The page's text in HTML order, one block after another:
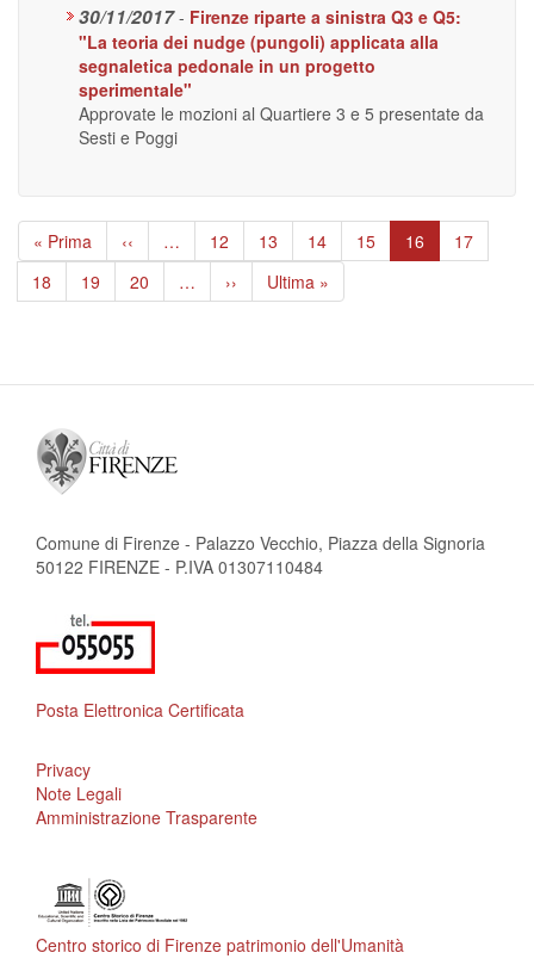
30/11/2017 - Firenze riparte a sinistra Q3 e Q5:
"La teoria dei nudge (pungoli) applicata alla
segnaletica pedonale in un progetto
sperimentale"
Approvate le mozioni al Quartiere 3 e 5 presentate da
Sesti e Poggi
Paginazione
Prima
pagina
« Prima
Pagina
precedente
‹‹ … Page
12 Page
13 Page
14 Page
15
Pagina
attuale
16 Page
17
Page
18 Page
19 Page
20 …
Pagina
successiva
››
Ultima
pagina
Ultima »
Comune di Firenze - Palazzo Vecchio, Piazza della Signoria
50122 FIRENZE - P.IVA 01307110484
Posta Elettronica Certificata
Privacy
Note Legali
Amministrazione Trasparente
Centro storico di Firenze patrimonio dell'Umanità